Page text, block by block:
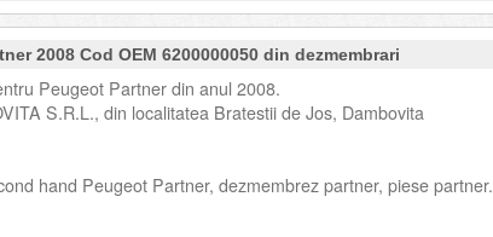
2008 Cod OEM 6200000050 din dezmembrari
Peugeot Partner din anul 2008.
S.R.L., din localitatea Bratestii de Jos, Dambovita
hand Peugeot Partner, dezmembrez partner, piese partner.